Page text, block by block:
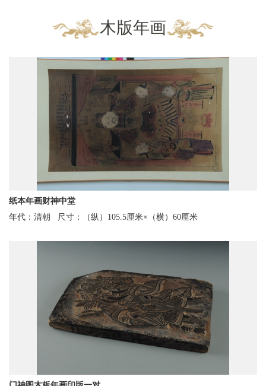
木版年画
纸本年画财神中堂
年代：清朝
尺寸：（纵）105.5厘米×（横）60厘米